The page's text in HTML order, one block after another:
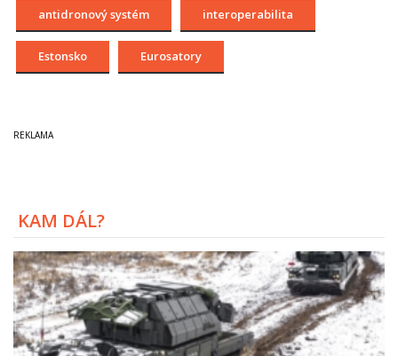
antidronový systém interoperabilita
Estonsko Eurosatory
KAM DÁL?